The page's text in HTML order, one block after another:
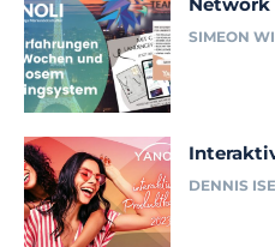
SIMEON
DENNIS